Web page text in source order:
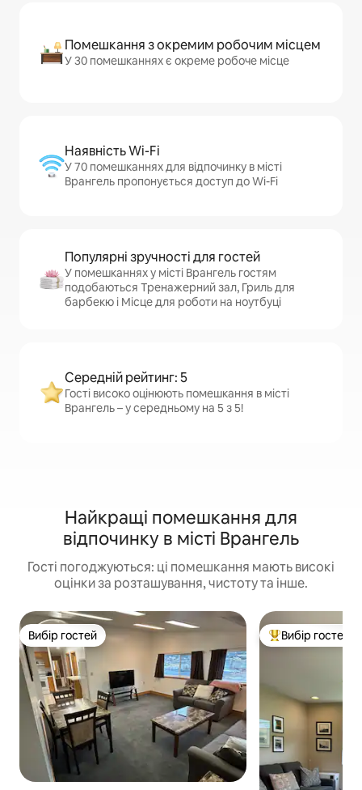
Помешкання з окремим робочим місцем
У 30 помешканнях є окреме робоче місце
Наявність Wi-Fi
У 70 помешканнях для відпочинку в місті
Врангель пропонується доступ до Wi-Fi
Популярні зручності для гостей
У помешканнях у місті Врангель гостям
подобаються Тренажерний зал, Гриль для
барбекю і Місце для роботи на ноутбуці
Середній рейтинг: 5
Гості високо оцінюють помешкання в місті
Врангель – у середньому на 5 з 5!
Найкращі помешкання для
відпочинку в місті Врангель
Гості погоджуються: ці помешкання мають високі
оцінки за розташування, чистоту та інше.
Вибір гостей
Вибір гостей Топ вибір гостей
Вибір гостей